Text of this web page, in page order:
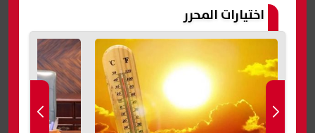
اختيارات المحرر